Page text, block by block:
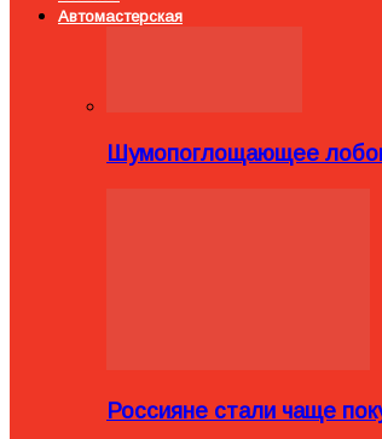
Автомастерская
Шумопоглощающее
Россияне стали чаще